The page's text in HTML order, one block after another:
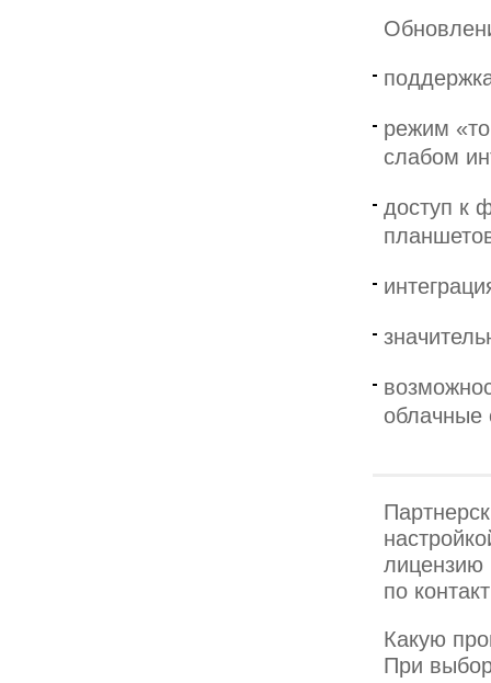
режим
слабом
доступ к
облачные
по
Какую
При